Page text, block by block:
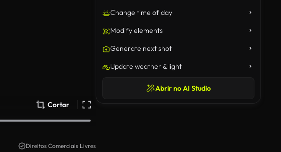
Cortar
Direitos Comerciais Livres
Change time of day
Modify elements
Generate next shot
Update weather & light
Abrir no AI Studio